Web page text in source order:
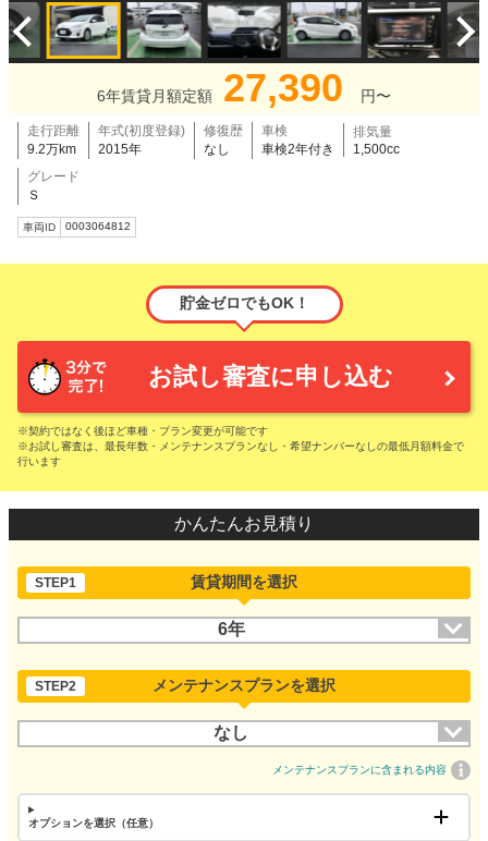
6年賃貸月額定額 27,390 円〜
走行距離
9.2万km
年式(初度登録)
2015年
修復歴
なし
車検
車検2年付き
排気量
1,500cc
グレード
Ｓ
車両ID 0003064812
貯金ゼロでもOK！
お試し審査に申し込む
※契約ではなく後ほど車種・プラン変更が可能です
※お試し審査は、最長年数・メンテナンスプランなし・希望ナンバーなしの最低月額料金で
行います
かんたんお見積り
STEP1 賃貸期間を選択
6年
STEP2 メンテナンスプランを選択
なし
メンテナンスプランに含まれる内容
オプションを選択（任意）